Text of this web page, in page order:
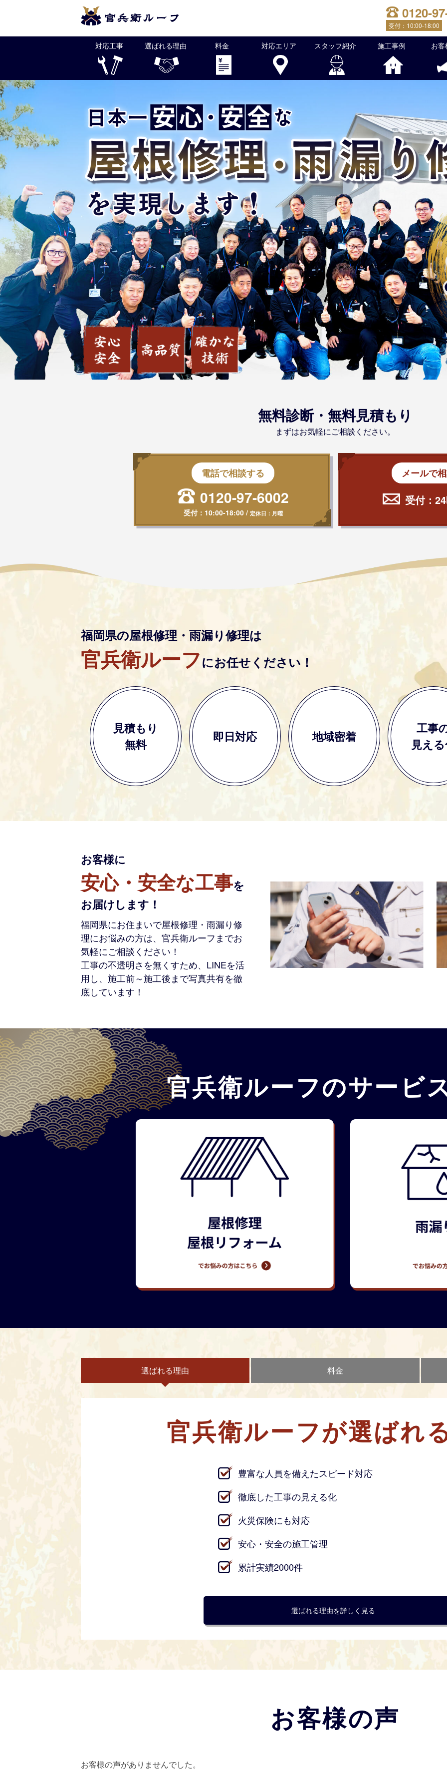
0120-
受付： 10:00-18:00
官兵衛ルーフは福岡県全土と下関で屋根修理・雨漏り修理を行っております！屋根のことでお困りな
対応工事 選ばれる理由 料金 対応エリア スタッフ紹介 施工事例 お
無料診断・無料見積もり
まずはお気軽にご相談ください。
電話で相談する
0120-97-6002
受付： 10:00-18:00/ 定休日：月曜
メールで
受付：
福岡県の屋根修理・雨漏り修理は
官兵衛ルーフにお任せください！
見積もり
無料
即日対応 地域密着
工事
見え
お客様に
安心・安全な工事を
お届けします！
福岡県にお住まいで屋根修理・雨漏り修
理にお悩みの方は、官兵衛ルーフまでお
気軽にご相談ください！
工事の不透明さを無くすため、LINEを活
用し、施工前～施工後まで写真共有を徹
底しています！
官兵衛ルーフのサービ
選ばれる理由 料金
官兵衛ルーフが選ばれ
豊富な人員を備えたスピード対応
徹底した工事の見える化
火災保険にも対応
安心・安全の施工管理
累計実績2000件
選ばれる理由を詳しく見る
お客様の声
お客様の声がありませんでした。